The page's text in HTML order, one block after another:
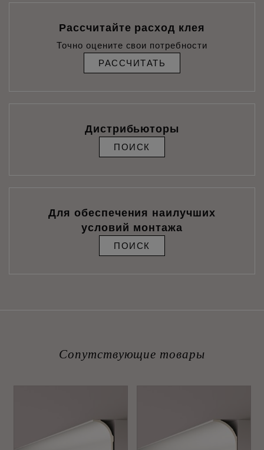
Рассчитайте расход клея
Точно оцените свои потребности
РАССЧИТАТЬ
Дистрибьюторы
ПОИСК
Для обеспечения наилучших
условий монтажа
ПОИСК
Сопутствующие товары